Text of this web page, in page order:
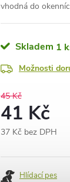
vhodná do
Skladem 1
Možnosti
45 Kč
41 Kč
37 Kč bez DPH
cena:
Hlídací pes